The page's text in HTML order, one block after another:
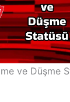
ve Düşme